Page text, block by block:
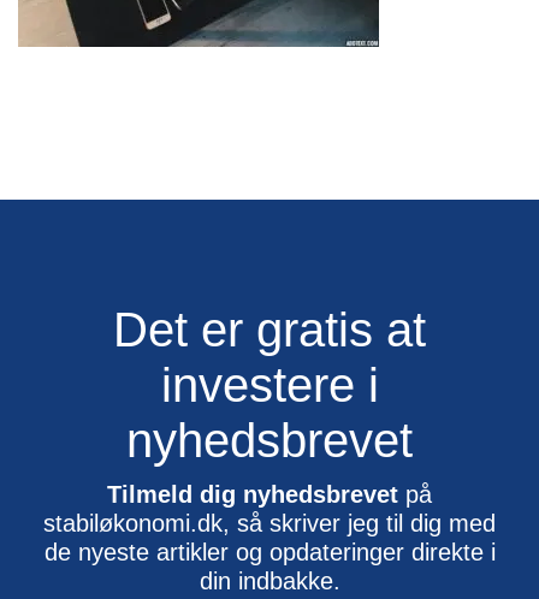
Det er gratis at
investere i
nyhedsbrevet
Tilmeld dig nyhedsbrevet på
stabiløkonomi.dk, så skriver jeg til dig med
de nyeste artikler og opdateringer direkte i
din indbakke.